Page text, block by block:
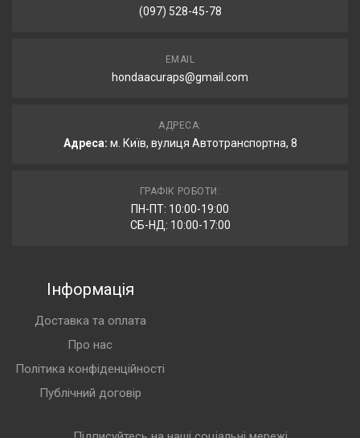
(097) 528-45-78
EMAIL
hondaacuraps@gmail.com
АДРЕСА:
Адреса: м. Київ, вулиця Автотранспортна, 8
ГРАФІК РОБОТИ:
ПН-ПТ: 10:00-19:00
СБ-НД: 10:00-17:00
Інформація
Доставка та оплата
Про нас
Політика конфіденційності
Публічний договір